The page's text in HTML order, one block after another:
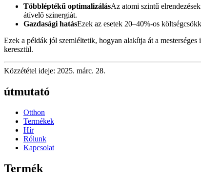
Többléptékű optimalizálásAz atomi szintű
átívelő szinergiát.
Gazdasági hatásEzek az esetek 20–40%-os
Ezek a példák jól szemléltetik, hogyan alakítja át a
keresztül.
Közzététel ideje: 2025. márc. 28.
útmutató
Otthon
Termékek
Hír
Rólunk
Kapcsolat
Termék